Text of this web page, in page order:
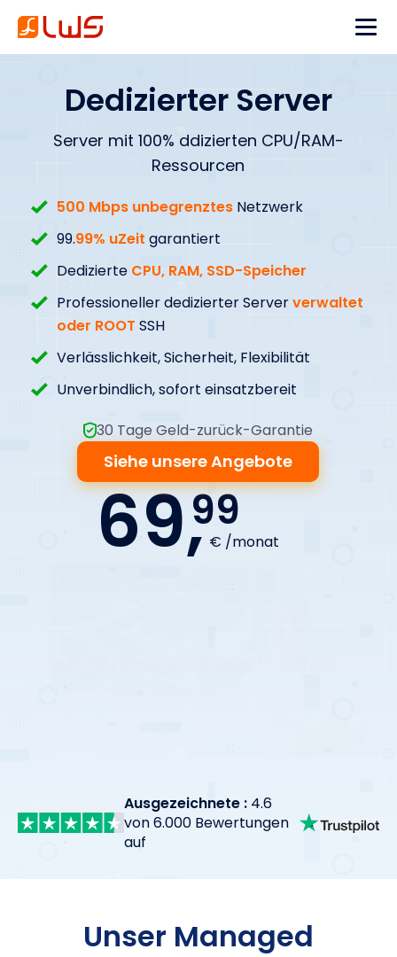
Dedizierter Server
Server mit 100% ddizierten CPU/RAM-
Ressourcen
500 Mbps unbegrenztesNetzwerk
99.99% uZeit garantiert
Dedizierte CPU, RAM, SSD-Speicher
Professioneller dedizierter Serververwaltet
oder ROOT SSH
Verlässlichkeit, Sicherheit, Flexibilität
Unverbindlich, sofort einsatzbereit
69,99
€ /monat
Siehe unsere Angebote
30 Tage Geld-zurück-Garantie
Ausgezeichnete : 4.6
von 6.000 Bewertungen
auf
Unser Managed